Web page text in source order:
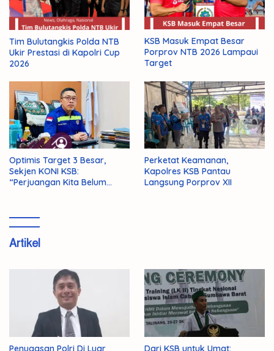
Tim Bulutangkis Polda NTB
Ukir Prestasi di Kapolri Cup
2026
KSB Masuk Empat Besar
Porprov NTB 2026 Lampaui
Target
Optimis Target 3 Besar,
Sekjen KONI KSB:
“Perjuangan Kita Belum
Perketat Keamanan,
Kapolres KSB Pantau
Langsung Porprov XII
Artikel
Penugasan Polri Di Luar
Dari KSB untuk Umat: